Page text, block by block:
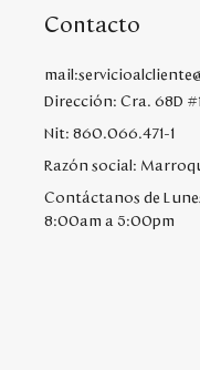
Contacto
Dirección: Cra. 68D
Nit: 860.066.471-1
Razón social:
Contáctanos de
8:00am a 5:00pm